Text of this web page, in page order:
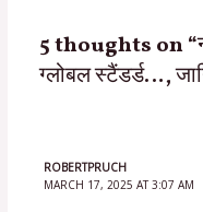
5 thoughts on “नई
ग्लोबल स्टैंडर्ड…,
ROBERTPRUCH
MARCH 17, 2025 AT 3:07 AM